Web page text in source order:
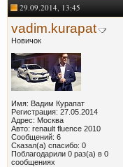
29.09.2014, 13:45
vadim.kurapat
Новичок
Имя: Вадим Курапат
Регистрация: 27.05.2014
Адрес: Москва
Авто: renault fluence 2010
Сообщений: 6
Сказал(а) спасибо: 0
Поблагодарили 0 раз(а) в 0
сообщениях